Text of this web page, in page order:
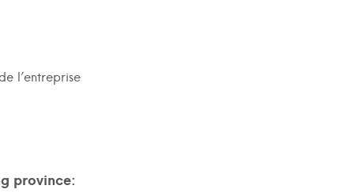
l’entreprise
province: